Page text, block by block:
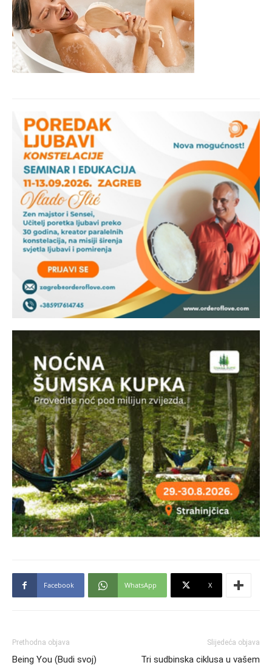
Facebook WhatsApp X
Prethodna objava
Being You (Budi svoj)
Slijedeća objava
Tri sudbinska ciklusa u vašem